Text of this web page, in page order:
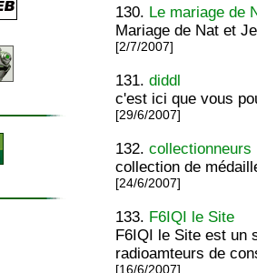
130. Le mariage de
Mariage de Nat et
[2/7/2007]
131.diddl
c'est ici que vous
[29/6/2007]
132.collectionneurs
collection de
[24/6/2007]
133. F6IQI le Site
F6IQI le Site est un
radioamteurs de
[16/6/2007]